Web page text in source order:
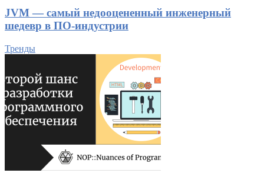
JVM — самый недооцененный инженерный
шедевр в ПО-индустрии
Тренды